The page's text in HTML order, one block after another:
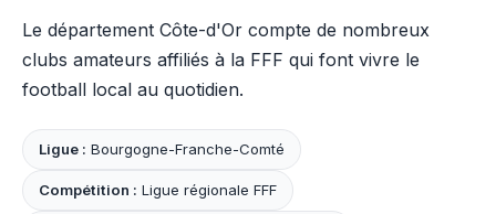
Le département Côte-d'Or compte de nombreux
clubs amateurs affiliés à la FFF qui font vivre le
football local au quotidien.
Ligue : Bourgogne-Franche-Comté
Compétition : Ligue régionale FFF